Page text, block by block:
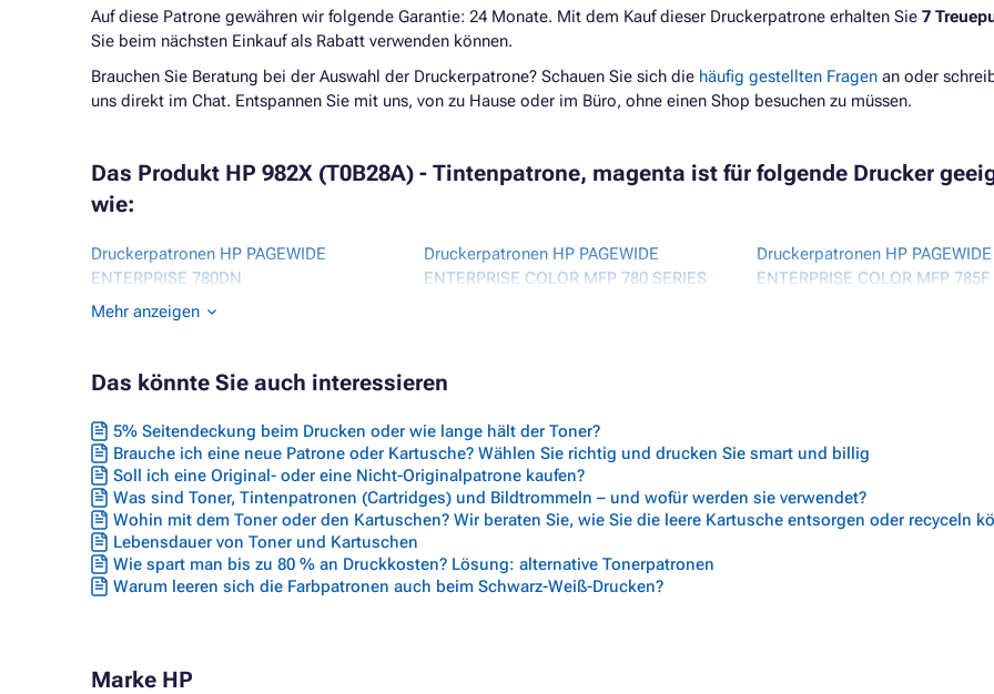
Auf diese Patrone gewähren wir folgende Garantie: 24 Monate. Mit dem Kauf dieser Druckerpatrone erhalten Sie 7
Sie beim nächsten Einkauf als Rabatt verwenden können.
Brauchen Sie Beratung bei der Auswahl der Druckerpatrone? Schauen Sie sich die häufig gestellten Fragen an oder
uns direkt im Chat. Entspannen Sie mit uns, von zu Hause oder im Büro, ohne einen Shop besuchen zu müssen.
Das Produkt HP 982X (T0B28A) - Tintenpatrone, magenta ist für folgende Drucker
wie:
Druckerpatronen HP PAGEWIDE
ENTERPRISE 780DN
Druckerpatronen HP PAGEWIDE
ENTERPRISE COLOR 765DN
ENTERPRISE COLOR FLOW 785F
ENTERPRISE COLOR FLOW MFP 785Z
PLUS
Druckerpatronen HP PAGEWIDE
ENTERPRISE COLOR MFP 780 SERIES
ENTERPRISE COLOR MFP 780DNS
ENTERPRISE COLOR MFP 780DTX
Druckerpatronen HP PAGEWIDE
ENTERPRISE COLOR MFP 785F
Mehr anzeigen
Das könnte Sie auch interessieren
5% Seitendeckung beim Drucken oder wie lange hält der Toner?
Brauche ich eine neue Patrone oder Kartusche? Wählen Sie richtig und drucken Sie smart und billig
Soll ich eine Original- oder eine Nicht-Originalpatrone kaufen?
Was sind Toner, Tintenpatronen (Cartridges) und Bildtrommeln – und wofür werden sie verwendet?
Wohin mit dem Toner oder den Kartuschen? Wir beraten Sie, wie Sie die leere Kartusche entsorgen oder recyceln
Lebensdauer von Toner und Kartuschen
Wie spart man bis zu 80 % an Druckkosten? Lösung: alternative Tonerpatronen
Warum leeren sich die Farbpatronen auch beim Schwarz-Weiß-Drucken?
Marke HP